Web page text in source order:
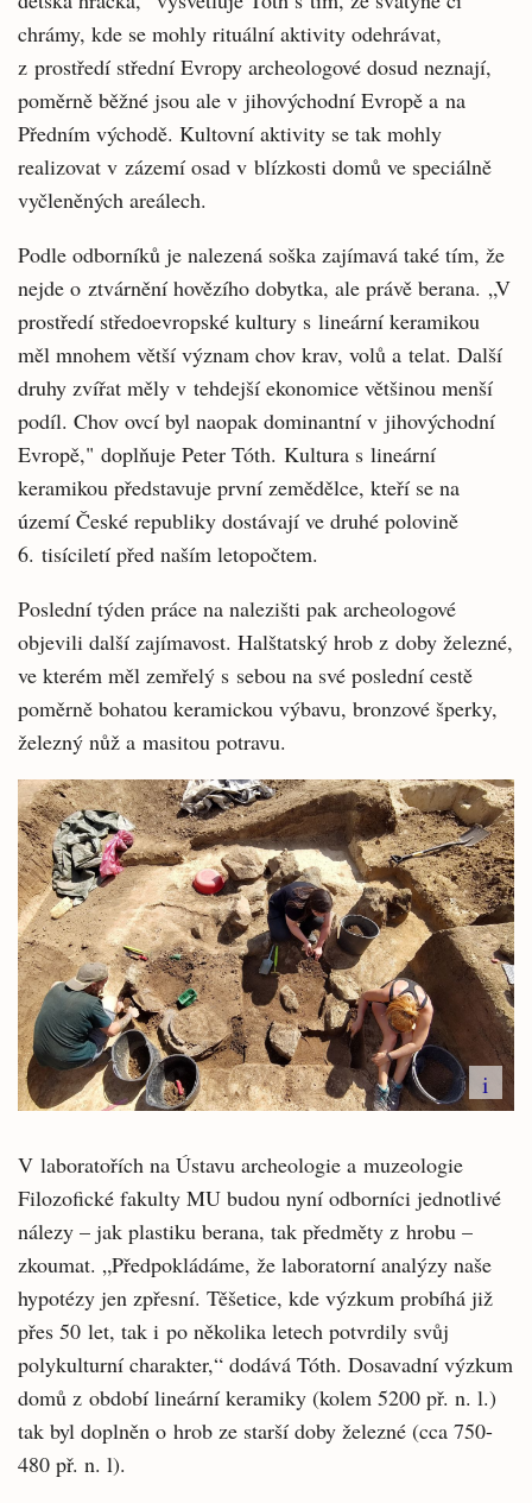
chrámy, kde se mohly rituální aktivity odehrávat,
z prostředí střední Evropy archeologové dosud neznají,
poměrně běžné jsou ale v jihovýchodní Evropě a na
Předním východě. Kultovní aktivity se tak mohly
realizovat v zázemí osad v blízkosti domů ve speciálně
vyčleněných areálech.
Podle odborníků je nalezená soška zajímavá také tím, že
nejde o ztvárnění hovězího dobytka, ale právě berana. „V
prostředí středoevropské kultury s lineární keramikou
měl mnohem větší význam chov krav, volů a telat. Další
druhy zvířat měly v tehdejší ekonomice většinou menší
podíl. Chov ovcí byl naopak dominantní v jihovýchodní
Evropě," doplňuje Peter Tóth. Kultura s lineární
keramikou představuje první zemědělce, kteří se na
území České republiky dostávají ve druhé polovině
6. tisíciletí před naším letopočtem.
Poslední týden práce na nalezišti pak archeologové
objevili další zajímavost. Halštatský hrob z doby železné,
ve kterém měl zemřelý s sebou na své poslední cestě
poměrně bohatou keramickou výbavu, bronzové šperky,
železný nůž a masitou potravu.
i
V laboratořích na Ústavu archeologie a muzeologie
Filozofické fakulty MU budou nyní odborníci jednotlivé
nálezy – jak plastiku berana, tak předměty z hrobu –
zkoumat. „Předpokládáme, že laboratorní analýzy naše
hypotézy jen zpřesní. Těšetice, kde výzkum probíhá již
přes 50 let, tak i po několika letech potvrdily svůj
polykulturní charakter,“ dodává Tóth. Dosavadní výzkum
domů z období lineární keramiky (kolem 5200 př. n. l.)
tak byl doplněn o hrob ze starší doby železné (cca 750-
480 př. n. l).